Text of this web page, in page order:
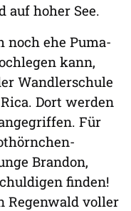
auf hoher See.
noch ehe Puma-
kann,
Wandlerschule
Dort werden
Für
Brandon,
finden!
Regenwald voller